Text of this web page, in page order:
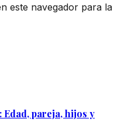
este navegador para la
Edad, pareja, hijos y